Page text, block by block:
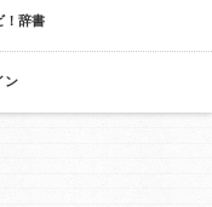
！辞書
ン